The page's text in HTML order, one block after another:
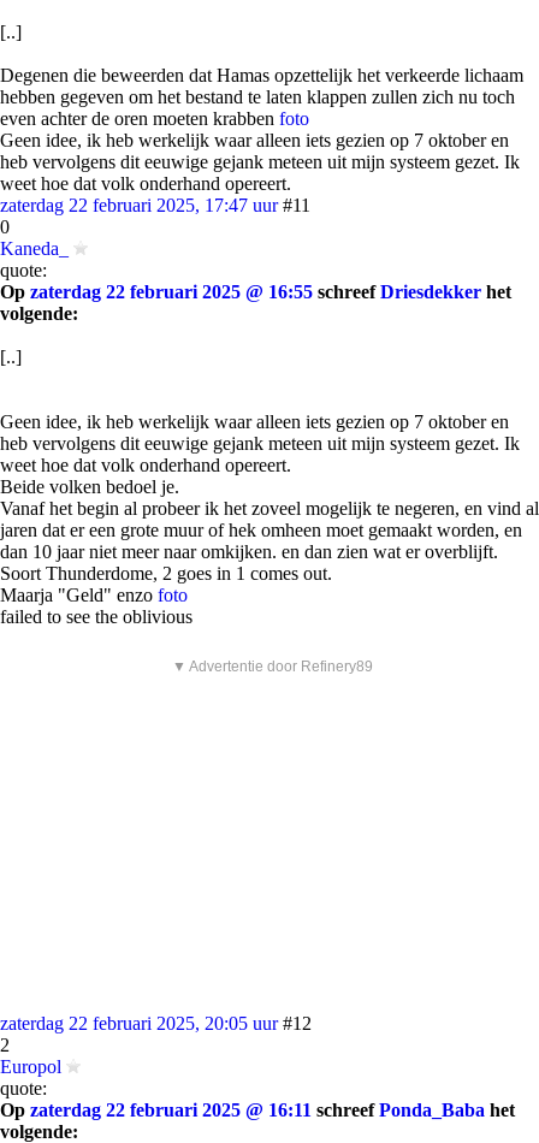
[..]
Degenen die beweerden dat Hamas opzettelijk het verkeerde lichaam
hebben gegeven om het bestand te laten klappen zullen zich nu toch
even achter de oren moeten krabben foto
Geen idee, ik heb werkelijk waar alleen iets gezien op 7 oktober en
heb vervolgens dit eeuwige gejank meteen uit mijn systeem gezet. Ik
weet hoe dat volk onderhand opereert.
zaterdag 22 februari 2025, 17:47 uur #11
0
Kaneda_
quote:
Op zaterdag 22 februari 2025 @ 16:55 schreefDriesdekker het
volgende:
[..]
Geen idee, ik heb werkelijk waar alleen iets gezien op 7 oktober en
heb vervolgens dit eeuwige gejank meteen uit mijn systeem gezet. Ik
weet hoe dat volk onderhand opereert.
Beide volken bedoel je.
Vanaf het begin al probeer ik het zoveel mogelijk te negeren, en vind al
jaren dat er een grote muur of hek omheen moet gemaakt worden, en
dan 10 jaar niet meer naar omkijken. en dan zien wat er overblijft.
Soort Thunderdome, 2 goes in 1 comes out.
Maarja "Geld" enzo foto
failed to see the oblivious
▼ Advertentie door Refinery89
zaterdag 22 februari 2025, 20:05 uur #12
2
Europol
quote:
Op zaterdag 22 februari 2025 @ 16:11 schreefPonda_Baba het
volgende: